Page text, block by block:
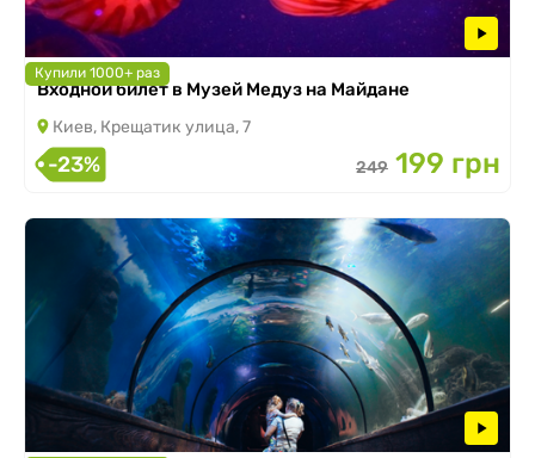
Купили 1000+ раз
Входной билет в Музей Медуз на Майдане
Киев, Крещатик улица, 7
-23% 249 199 грн